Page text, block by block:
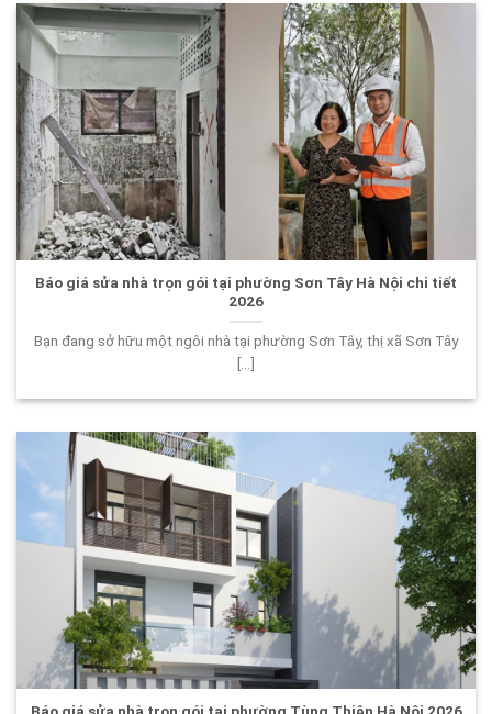
Báo giá sửa nhà trọn gói tại phường Sơn Tây Hà Nội chi tiết
2026
Bạn đang sở hữu một ngôi nhà tại phường Sơn Tây, thị xã Sơn Tây
[...]